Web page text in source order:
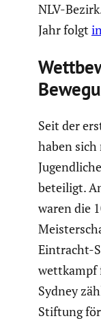
NLV-
Jahr folgt
Seit der
haben
beteiligt.
waren die
Eintracht-
wett­kampf
Sydney
Stiftung